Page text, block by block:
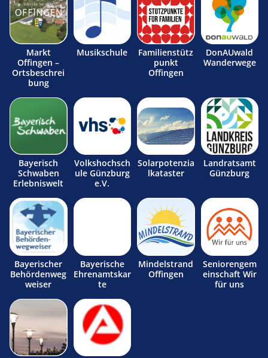
Markt
Offingen –
Ortsbeschrei
bung
Musikschule
Familienstütz
punkt
Offingen
DonAUwald
Wanderwege
Bayerisch
Schwaben
Erlebniswelt
Volkshochsch
ule Günzburg
e.V.
Solarpotenzia
lkataster
Landratsamt
Günzburg
Bayerischer
Behördenweg
weiser
Bayerische
Ehrenamtskar
te
Mindelstrand
Offingen
Seniorengem
einschaft Wir
für uns